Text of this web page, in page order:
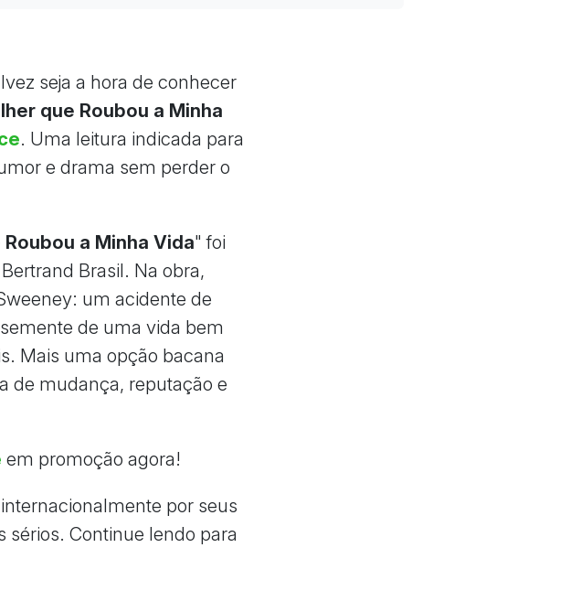
seja a hora de conhecer
que Roubou a Minha
. Uma leitura indicada para
e drama sem perder o
a Minha Vida" foi
Brasil. Na obra,
um acidente de
de uma vida bem
Mais uma opção bacana
de mudança, reputação e
em promoção agora!
por seus
Continue lendo para